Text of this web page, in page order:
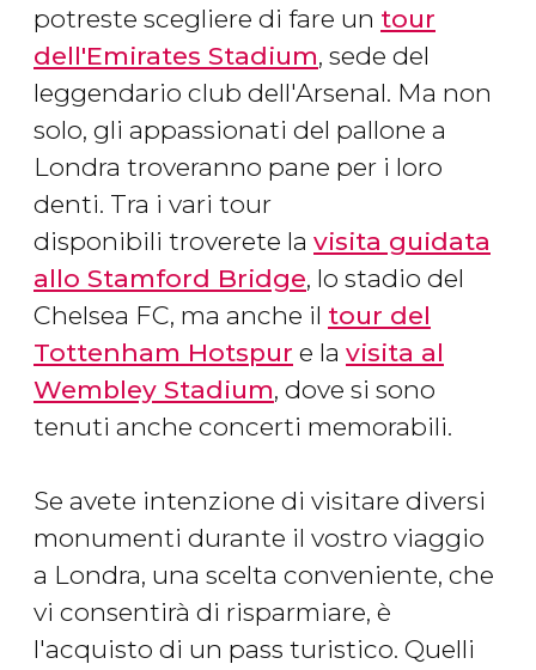
potreste scegliere di fare un tour
dell'Emirates Stadium, sede del
leggendario club dell'Arsenal. Ma non
solo, gli appassionati del pallone a
Londra troveranno pane per i loro
denti. Tra i vari tour
disponibili troverete la visita guidata
allo Stamford Bridge, lo stadio del
Chelsea FC, ma anche il tour del
Tottenham Hotspur e la visita al
Wembley Stadium, dove si sono
tenuti anche concerti memorabili.
Se avete intenzione di visitare diversi
monumenti durante il vostro viaggio
a Londra, una scelta conveniente, che
vi consentirà di risparmiare, è
l'acquisto di un pass turistico. Quelli